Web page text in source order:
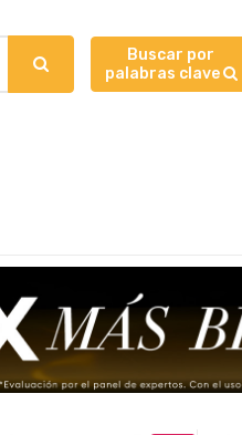
Buscar por
palabras clave